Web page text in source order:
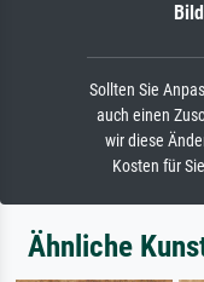
Sollten Sie
auch einen
wir diese
Kosten für
Ähnliche